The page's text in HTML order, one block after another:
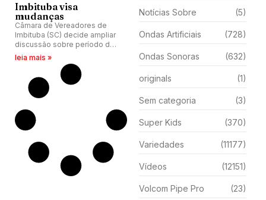
Imbituba visa
mudanças
Câmara de Vereadores de
Imbituba (SC) decide ampliar
discussão sobre período da
pesca da tainha entre
pescadores e surfistas e
busca atualizar lei de 1995.
leia mais »
Notícias Sobre (5)
Ondas Artificiais (728)
Ondas Sonoras (632)
originals (1)
Sem categoria (3)
Super Kids (370)
Variedades (11177)
Vídeos (12151)
Volcom Pipe Pro (23)